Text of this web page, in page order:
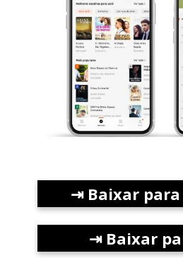
⇥ Baixar
⇥ Baixar